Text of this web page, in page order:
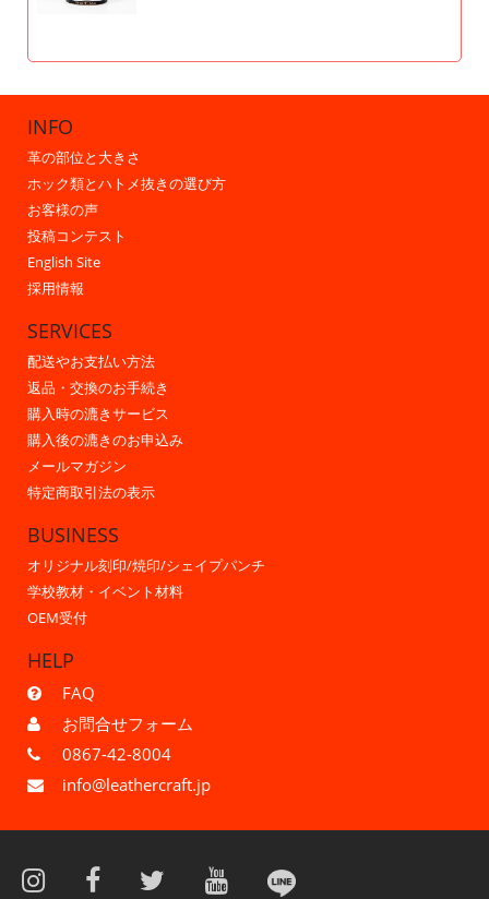
INFO
革の部位と大きさ
ホック類とハトメ抜きの選び方
お客様の声
投稿コンテスト
English Site
採用情報
SERVICES
配送やお支払い方法
返品・交換のお手続き
購入時の漉きサービス
購入後の漉きのお申込み
メールマガジン
特定商取引法の表示
BUSINESS
オリジナル刻印/焼印/シェイプパンチ
学校教材・イベント材料
OEM受付
HELP
FAQ
お問合せフォーム
0867-42-8004
info@leathercraft.jp